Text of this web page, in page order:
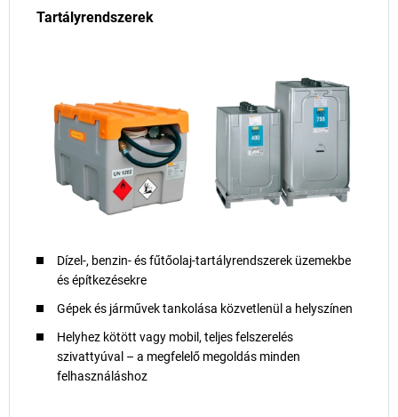
Tartályrendszerek
Dízel-, benzin- és fűtőolaj-tartályrendszerek üzemekbe
és építkezésekre
Gépek és járművek tankolása közvetlenül a helyszínen
Helyhez kötött vagy mobil, teljes felszerelés
szivattyúval – a megfelelő megoldás minden
felhasználáshoz